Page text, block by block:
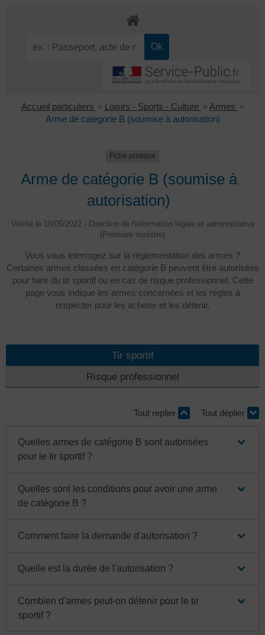
Accueil particuliers > Loisirs - Sports - Culture > Armes >
Arme de catégorie B (soumise à autorisation)
Fiche pratique
Arme de catégorie B (soumise à
autorisation)
Vérifié le 10/05/2022 - Direction de l'information légale et administrative
(Première ministre)
Vous vous interrogez sur la réglementation des armes ?
Certaines armes classées en catégorie B peuvent être autorisées
pour faire du tir sportif ou en cas de risque professionnel. Cette
page vous indique les armes concernées et les règles à
respecter pour les acheter et les détenir.
Tir sportif
Risque professionnel
Tout replier Tout déplier
Quelles armes de catégorie B sont autorisées
pour le tir sportif ?
Quelles sont les conditions pour avoir une arme
de catégorie B ?
Comment faire la demande d'autorisation ?
Quelle est la durée de l'autorisation ?
Combien d'armes peut-on détenir pour le tir
sportif ?